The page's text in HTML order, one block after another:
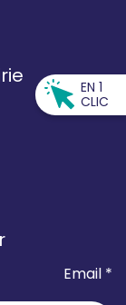
Email *
EN 1
CLIC